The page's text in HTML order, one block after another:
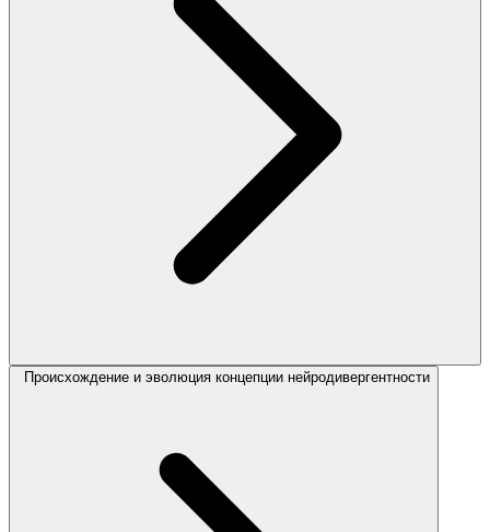
Происхождение и эволюция концепции нейродивергентности